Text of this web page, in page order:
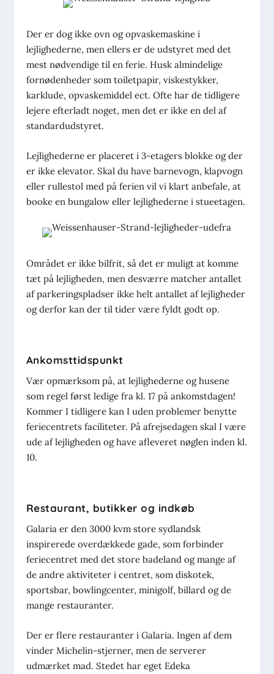
Der er dog ikke ovn og opvaskemaskine i
lejlighederne, men ellers er de udstyret med det
mest nødvendige til en ferie. Husk almindelige
fornødenheder som toiletpapir, viskestykker,
karklude, opvaskemiddel ect. Ofte har de tidligere
lejere efterladt noget, men det er ikke en del af
standardudstyret.
Lejlighederne er placeret i 3-etagers blokke og der
er ikke elevator. Skal du have barnevogn, klapvogn
eller rullestol med på ferien vil vi klart anbefale, at
booke en bungalow eller lejlighederne i stueetagen.
Området er ikke bilfrit, så det er muligt at komme
tæt på lejligheden, men desværre matcher antallet
af parkeringspladser ikke helt antallet af lejligheder
og derfor kan der til tider være fyldt godt op.
Ankomsttidspunkt
Vær opmærksom på, at lejlighederne og husene
som regel først ledige fra kl. 17 på ankomstdagen!
Kommer I tidligere kan I uden problemer benytte
feriecentrets faciliteter. På afrejsedagen skal I være
ude af lejligheden og have afleveret nøglen inden kl.
10.
Restaurant, butikker og indkøb
Galaria er den 3000 kvm store sydlandsk
inspirerede overdækkede gade, som forbinder
feriecentret med det store badeland og mange af
de andre aktiviteter i centret, som diskotek,
sportsbar, bowlingcenter, minigolf, billard og de
mange restauranter.
Der er flere restauranter i Galaria. Ingen af dem
vinder Michelin-stjerner, men de serverer
udmærket mad. Stedet har eget Edeka